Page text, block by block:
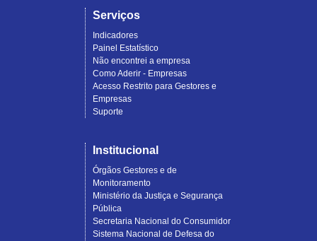
Serviços
Indicadores
Painel Estatístico
Não encontrei a empresa
Como Aderir - Empresas
Acesso Restrito para Gestores e
Empresas
Suporte
Institucional
Órgãos Gestores e de
Monitoramento
Ministério da Justiça e Segurança
Pública
Secretaria Nacional do Consumidor
Sistema Nacional de Defesa do